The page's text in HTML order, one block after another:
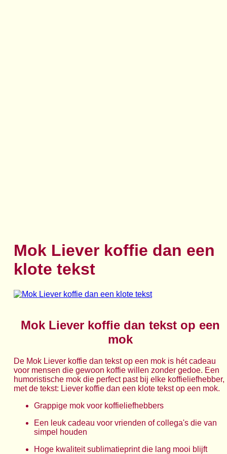
Mok Liever koffie dan een
klote tekst
Mok Liever koffie dan tekst op een
mok
De Mok Liever koffie dan tekst op een mok is hét cadeau
voor mensen die gewoon koffie willen zonder gedoe. Een
humoristische mok die perfect past bij elke koffieliefhebber,
met de tekst: Liever koffie dan een klote tekst op een mok.
Grappige mok voor koffieliefhebbers
Een leuk cadeau voor vrienden of collega's die van
simpel houden
Hoge kwaliteit sublimatieprint die lang mooi blijft